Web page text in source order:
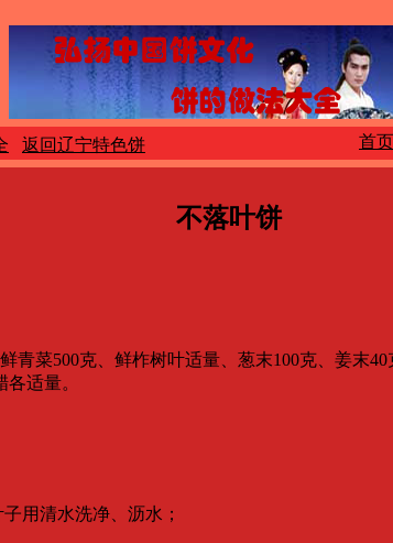
返回辽宁特色饼 首页
不落叶饼
500克、鲜柞树叶适量、葱末100克、姜末40
适量。
用清水洗净、沥水；